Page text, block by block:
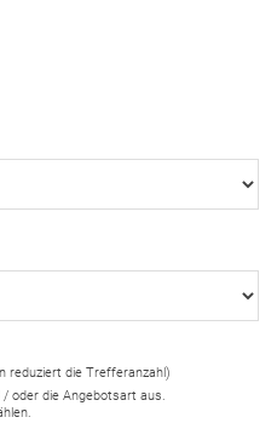
reduziert die Trefferanzahl)
oder die Angebotsart aus.